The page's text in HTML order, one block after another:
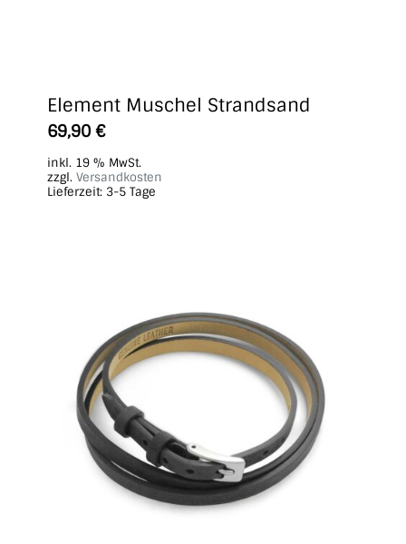
Element Muschel Strandsand
69,90 €
inkl. 19 % MwSt.
zzgl. Versandkosten
Lieferzeit: 3-5 Tage